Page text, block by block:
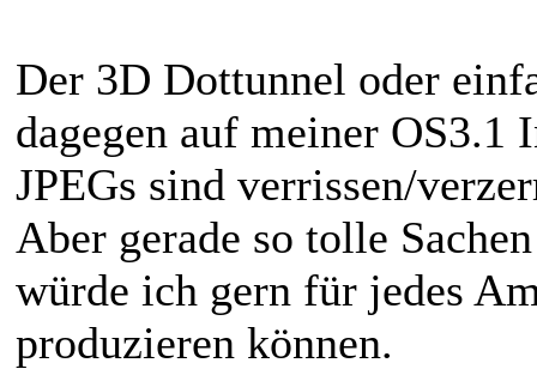
Der 3D Dottunnel oder
dagegen auf meiner
JPEGs sind verrissen/
Aber gerade so tolle
würde ich gern für jedes
produzieren können.